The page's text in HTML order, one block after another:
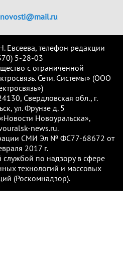
Евсеева, телефон редакции
5-28-03
с ограниченной
Сети. Системы» (ООО
Свердловская обл., г.
ул. Фрунзе д. 5
Новоуральска»,
news.ru.
СМИ Эл № ФС77-68672 от
2017 г.
по надзору в сфере
технологий и массовых
(Роскомнадзор).